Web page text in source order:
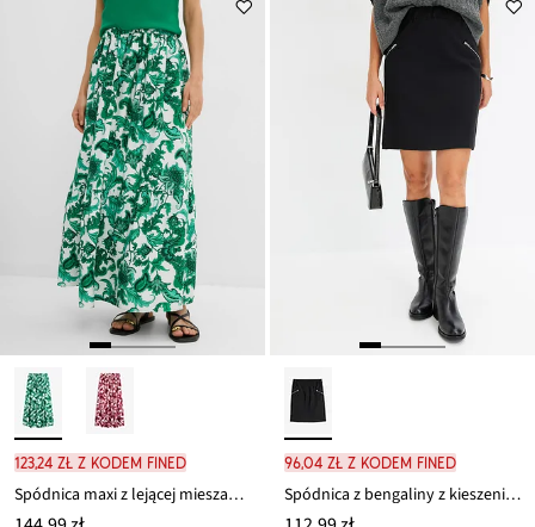
123,24 zł z kodem FINED
Spódnica maxi z lejącej mieszanki wiskozy
96,04 zł z kodem FINED
Spódnica z bengaliny z kieszeniami z zamkiem